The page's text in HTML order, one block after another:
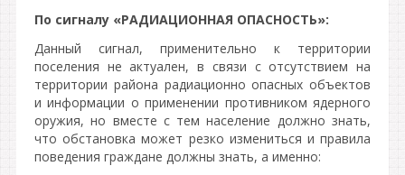
По сигналу «РАДИАЦИОННАЯ ОПАСНОСТЬ»:
Данный сигнал, применительно к территории
поселения не актуален, в связи с отсутствием на
территории района радиационно опасных объектов
и информации о применении противником ядерного
оружия, но вместе с тем население должно знать,
что обстановка может резко измениться и правила
поведения граждане должны знать, а именно: